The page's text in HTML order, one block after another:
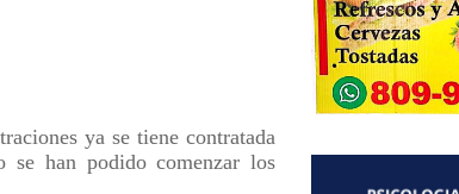
ya se tiene contratada
han podido comenzar los